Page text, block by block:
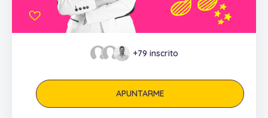
+79 inscrito
APUNTARME